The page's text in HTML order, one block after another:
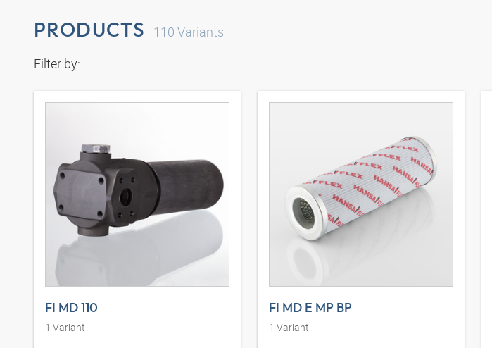
PRODUCTS 110 Variants
Filter by:
FI MD 110
1 Variant
FI MD E MP BP
1 Variant